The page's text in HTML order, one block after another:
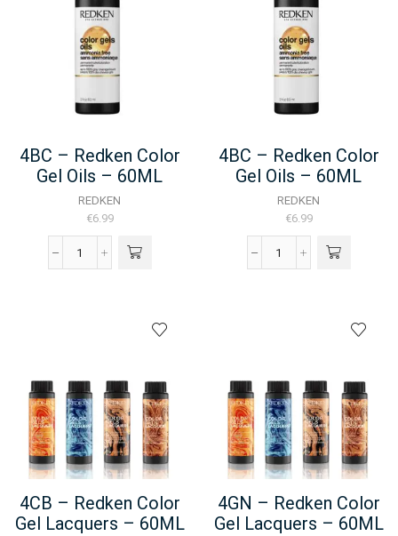
-
60ML
aantal
4BC – Redken Color
Gel Oils – 60ML
REDKEN
€6.99
4BC
60ML
aantal
4BC – Redken Color
Gel Oils – 60ML
REDKEN
€6.99
4BC
60ML
aantal
4CB – Redken Color
Gel Lacquers – 60ML
4GN – Redken Color
Gel Lacquers – 60ML